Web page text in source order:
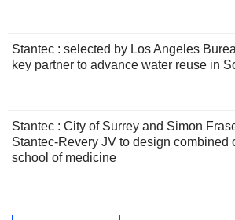
Stantec : selected by Los Angeles
key partner to advance water reuse in
Stantec : City of Surrey and Simon
Stantec-Revery JV to design combined
school of medicine